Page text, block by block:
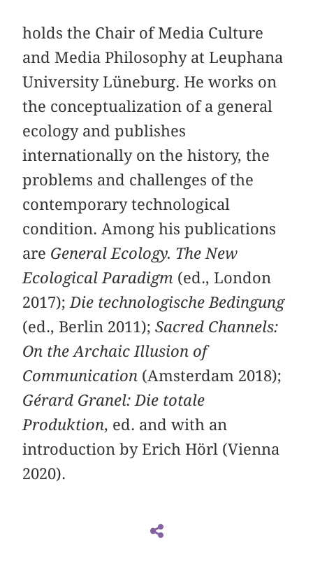
holds the Chair of Media Culture
and Media Philosophy at Leuphana
University Lüneburg. He works on
the conceptualization of a general
ecology and publishes
internationally on the history, the
problems and challenges of the
contemporary technological
condition. Among his publications
are General Ecology. The New
Ecological Paradigm (ed., London
2017); Die technologische Bedingung
(ed., Berlin 2011);Sacred Channels:
On the Archaic Illusion of
Communication (Amsterdam 2018);
Gérard Granel: Die totale
Produktion, ed. and with an
introduction by Erich Hörl (Vienna
2020).